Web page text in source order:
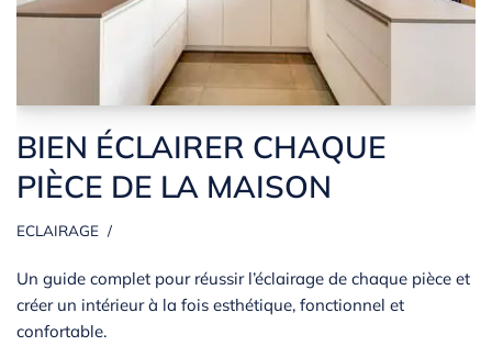
BIEN ÉCLAIRER CHAQUE
PIÈCE DE LA MAISON
ECLAIRAGE
Un guide complet pour réussir l’éclairage de chaque pièce et
créer un intérieur à la fois esthétique, fonctionnel et
confortable.